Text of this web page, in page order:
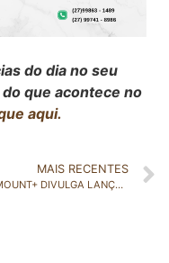
do dia no seu
que acontece no
aqui.
MAIS RECENTES
PARAMOUNT+ DIVULGA LANÇAMENTOS DE FEVEREIRO